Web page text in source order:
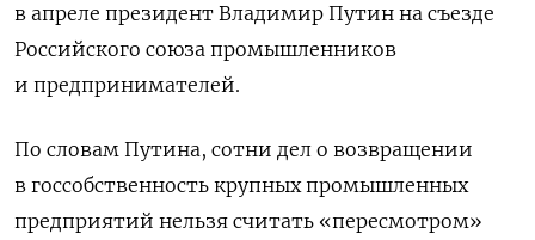
в апреле президент Владимир Путин на съезде
Российского союза промышленников
и предпринимателей.
По словам Путина, сотни дел о возвращении
в госсобственность крупных промышленных
предприятий нельзя считать «пересмотром»